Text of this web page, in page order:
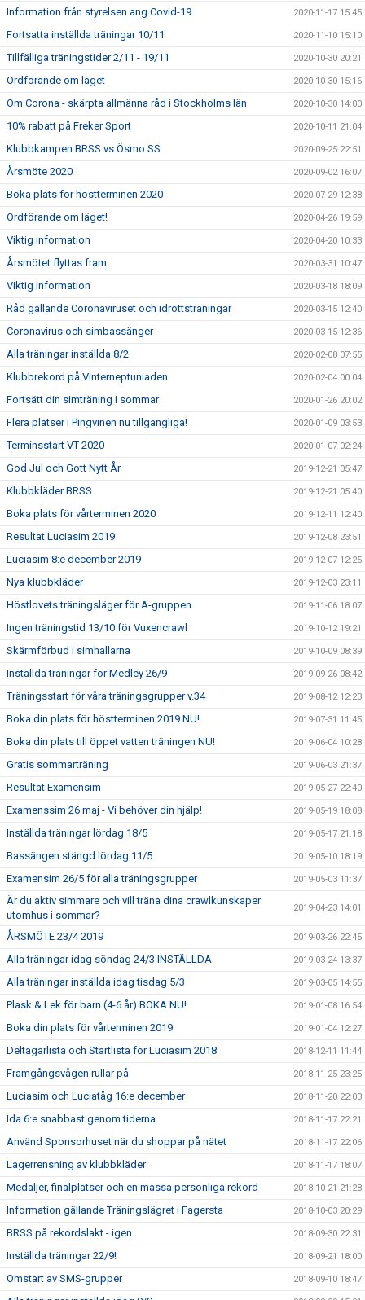
Information från styrelsen ang Covid-19 2020-11-17 15:45
Fortsatta inställda träningar 10/11 2020-11-10 15:10
Tillfälliga träningstider 2/11 - 19/11 2020-10-30 20:21
Ordförande om läget 2020-10-30 15:16
Om Corona - skärpta allmänna råd i Stockholms län 2020-10-30 14:00
10% rabatt på Freker Sport 2020-10-11 21:04
Klubbkampen BRSS vs Ösmo SS 2020-09-25 22:51
Årsmöte 2020 2020-09-02 16:07
Boka plats för höstterminen 2020 2020-07-29 12:38
Ordförande om läget! 2020-04-26 19:59
Viktig information 2020-04-20 10:33
Årsmötet flyttas fram 2020-03-31 10:47
Viktig information 2020-03-18 18:09
Råd gällande Coronaviruset och idrottsträningar 2020-03-15 12:40
Coronavirus och simbassänger 2020-03-15 12:36
Alla träningar inställda 8/2 2020-02-08 07:55
Klubbrekord på Vinterneptuniaden 2020-02-04 00:04
Fortsätt din simträning i sommar 2020-01-26 20:02
Flera platser i Pingvinen nu tillgängliga! 2020-01-09 03:53
Terminsstart VT 2020 2020-01-07 02:24
God Jul och Gott Nytt År 2019-12-21 05:47
Klubbkläder BRSS 2019-12-21 05:40
Boka plats för vårterminen 2020 2019-12-11 12:40
Resultat Luciasim 2019 2019-12-08 23:51
Luciasim 8:e december 2019 2019-12-07 12:25
Nya klubbkläder 2019-12-03 23:11
Höstlovets träningsläger för A-gruppen 2019-11-06 18:07
Ingen träningstid 13/10 för Vuxencrawl 2019-10-12 19:21
Skärmförbud i simhallarna 2019-10-09 08:39
Inställda träningar för Medley 26/9 2019-09-26 08:42
Träningsstart för våra träningsgrupper v.34 2019-08-12 12:23
Boka din plats för höstterminen 2019 NU! 2019-07-31 11:45
Boka din plats till öppet vatten träningen NU! 2019-06-04 10:28
Gratis sommarträning 2019-06-03 21:37
Resultat Examensim 2019-05-27 22:40
Examenssim 26 maj - Vi behöver din hjälp! 2019-05-19 18:08
Inställda träningar lördag 18/5 2019-05-17 21:18
Bassängen stängd lördag 11/5 2019-05-10 18:19
Examensim 26/5 för alla träningsgrupper 2019-05-03 11:37
Är du aktiv simmare och vill träna dina crawlkunskaper
utomhus i sommar?
2019-04-23 14:01
ÅRSMÖTE 23/4 2019 2019-03-26 22:45
Alla träningar idag söndag 24/3 INSTÄLLDA 2019-03-24 13:37
Alla träningar inställda idag tisdag 5/3 2019-03-05 14:55
Plask & Lek för barn (4-6 år) BOKA NU! 2019-01-08 16:54
Boka din plats för vårterminen 2019 2019-01-04 12:27
Deltagarlista och Startlista för Luciasim 2018 2018-12-11 11:44
Framgångsvågen rullar på 2018-11-25 23:25
Luciasim och Luciatåg 16:e december 2018-11-20 22:03
Ida 6:e snabbast genom tiderna 2018-11-17 22:21
Använd Sponsorhuset när du shoppar på nätet 2018-11-17 22:06
Lagerrensning av klubbkläder 2018-11-17 18:07
Medaljer, finalplatser och en massa personliga rekord 2018-10-21 21:28
Information gällande Träningslägret i Fagersta 2018-10-03 20:29
BRSS på rekordslakt - igen 2018-09-30 22:31
Inställda träningar 22/9! 2018-09-21 18:00
Omstart av SMS-grupper 2018-09-10 18:47